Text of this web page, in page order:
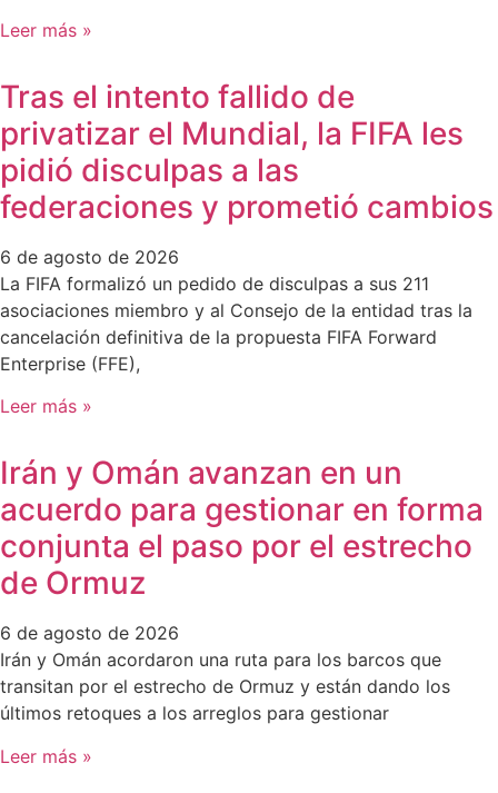
Leer más »
Tras el intento fallido de
privatizar el Mundial, la FIFA les
pidió disculpas a las
federaciones y prometió cambios
6 de agosto de 2026
La FIFA formalizó un pedido de disculpas a sus 211
asociaciones miembro y al Consejo de la entidad tras la
cancelación definitiva de la propuesta FIFA Forward
Enterprise (FFE),
Leer más »
Irán y Omán avanzan en un
acuerdo para gestionar en forma
conjunta el paso por el estrecho
de Ormuz
6 de agosto de 2026
Irán y Omán acordaron una ruta para los barcos que
transitan por el estrecho de Ormuz y están dando los
últimos retoques a los arreglos para gestionar
Leer más »